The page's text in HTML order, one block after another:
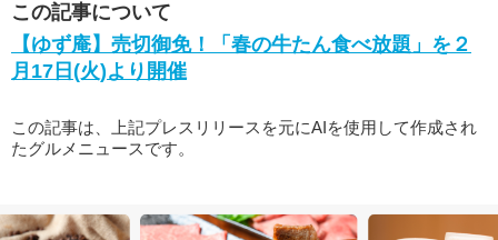
この記事について
【ゆず庵】売切御免！「春の牛たん食べ放題」を２
月17日(火)より開催
この記事は、上記プレスリリースを元にAIを使用して作成され
たグルメニュースです。